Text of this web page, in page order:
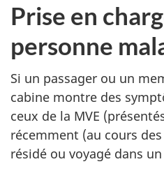
Prise en
personne
Si un passager ou un
cabine montre des
ceux de la MVE
récemment (au cours
résidé ou voyagé dans